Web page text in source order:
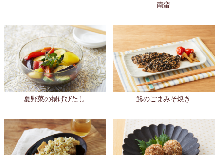
南蛮
夏野菜の揚げびたし 鯵のごまみそ焼き